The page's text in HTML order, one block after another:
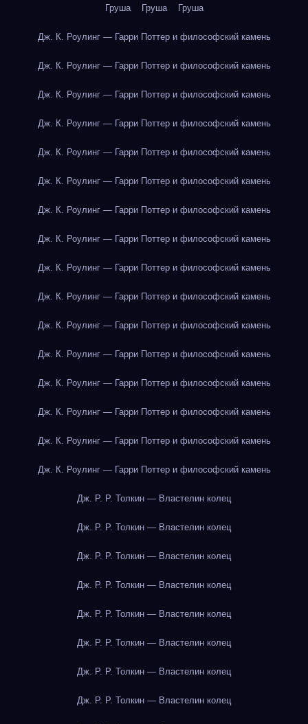
Груша Груша Груша
Дж. К. Роулинг — Гарри Поттер и философский камень
Дж. К. Роулинг — Гарри Поттер и философский камень
Дж. К. Роулинг — Гарри Поттер и философский камень
Дж. К. Роулинг — Гарри Поттер и философский камень
Дж. К. Роулинг — Гарри Поттер и философский камень
Дж. К. Роулинг — Гарри Поттер и философский камень
Дж. К. Роулинг — Гарри Поттер и философский камень
Дж. К. Роулинг — Гарри Поттер и философский камень
Дж. К. Роулинг — Гарри Поттер и философский камень
Дж. К. Роулинг — Гарри Поттер и философский камень
Дж. К. Роулинг — Гарри Поттер и философский камень
Дж. К. Роулинг — Гарри Поттер и философский камень
Дж. К. Роулинг — Гарри Поттер и философский камень
Дж. К. Роулинг — Гарри Поттер и философский камень
Дж. К. Роулинг — Гарри Поттер и философский камень
Дж. К. Роулинг — Гарри Поттер и философский камень
Дж. Р. Р. Толкин — Властелин колец
Дж. Р. Р. Толкин — Властелин колец
Дж. Р. Р. Толкин — Властелин колец
Дж. Р. Р. Толкин — Властелин колец
Дж. Р. Р. Толкин — Властелин колец
Дж. Р. Р. Толкин — Властелин колец
Дж. Р. Р. Толкин — Властелин колец
Дж. Р. Р. Толкин — Властелин колец